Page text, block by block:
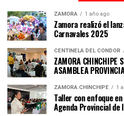
ZAMORA 1 año ago
Zamora realizó el
Carnavales 2025
CENTINELA DEL CÓNDOR
ZAMORA CHINCHIPE
ASAMBLEA
ZAMORA CHINCHIPE 1
Taller con enfoque
Agenda Provincial de